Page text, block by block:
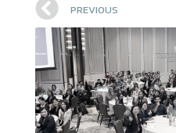
PREVIOUS